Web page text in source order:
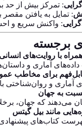
: تمرکز بیش از حد
: تمایل به یافتن
: واکنش سریع و
برجسته
با روایت‌های انسانی
آماری و
برای مخاطب
آماری و روان‌شناختی
نسبت به جهان
می‌دهند که جهان،
مانند بیل گیتس
کتاب‌های